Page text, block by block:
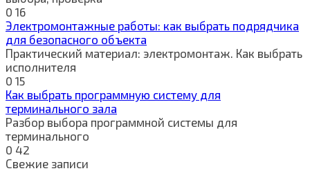
0 16
Электромонтажные работы: как выбрать подрядчика
для безопасного объекта
Практический материал: электромонтаж. Как выбрать
исполнителя
0 15
Как выбрать программную систему для
терминального зала
Разбор выбора программной системы для
терминального
0 42
Свежие записи